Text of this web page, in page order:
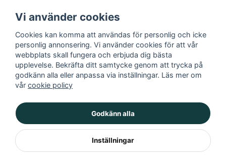
39 kr
LÄGG I VARUKORGEN LÄGG I VARUKORGEN
Vi använder cookies
Cookies kan komma att användas för personlig och icke
personlig annonsering. Vi använder cookies för att vår
webbplats skall fungera och erbjuda dig bästa
upplevelse. Bekräfta ditt samtycke genom att trycka på
godkänn alla eller anpassa via inställningar. Läs mer om
vår cookie policy
Godkänn alla
Inställningar